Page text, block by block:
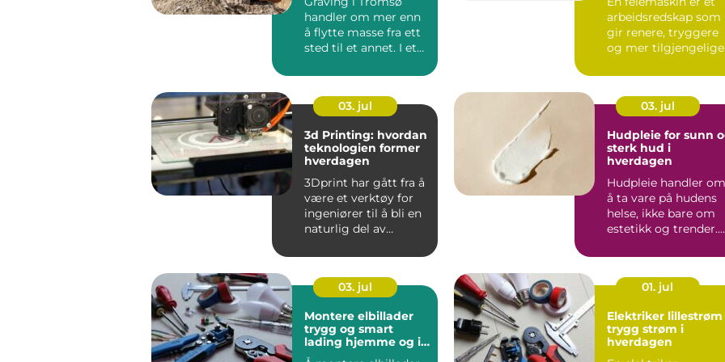
handler om mer enn
å flytte masse fra ett
sted til et annet. I et
arbeidsredskap som
gir renere, tryggere
og mer tilgjengelige
...
03. jul
3d Printing: hvordan
teknologien former
hverdagen
3Dprint har gått fra å
være et verktøy for
ingeniører til å bli en
naturlig del av
03. jul
Hudpleie for sunn
sterk hud i
hverdagen
Hudpleie handler om
å ta vare på hudens
helse, ikke bare om
estetikk og trender.
03. jul
Montere elbillader
trygg og smart
lading hjemme og i
borettslag
01. jul
Elektriker lillestrøm
trygg strøm i
hverdagen